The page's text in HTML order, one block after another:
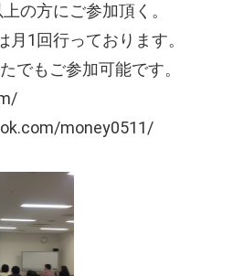
上の方にご参加頂く。
1回行っております。
でもご参加可能です。
money0511/